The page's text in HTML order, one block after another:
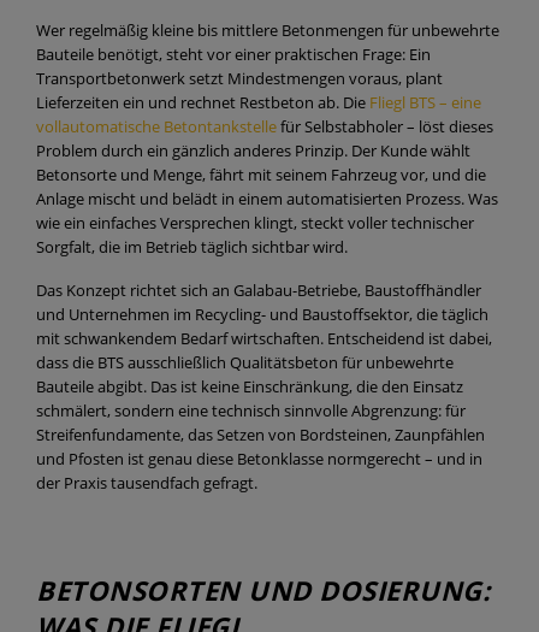
Wer regelmäßig kleine bis mittlere Betonmengen für unbewehrte
Bauteile benötigt, steht vor einer praktischen Frage: Ein
Transportbetonwerk setzt Mindestmengen voraus, plant
Lieferzeiten ein und rechnet Restbeton ab. Die Fliegl BTS – eine
vollautomatische Betontankstellefür Selbstabholer – löst dieses
Problem durch ein gänzlich anderes Prinzip. Der Kunde wählt
Betonsorte und Menge, fährt mit seinem Fahrzeug vor, und die
Anlage mischt und belädt in einem automatisierten Prozess. Was
wie ein einfaches Versprechen klingt, steckt voller technischer
Sorgfalt, die im Betrieb täglich sichtbar wird.
Das Konzept richtet sich an Galabau-Betriebe, Baustoffhändler
und Unternehmen im Recycling- und Baustoffsektor, die täglich
mit schwankendem Bedarf wirtschaften. Entscheidend ist dabei,
dass die BTS ausschließlich Qualitätsbeton für unbewehrte
Bauteile abgibt. Das ist keine Einschränkung, die den Einsatz
schmälert, sondern eine technisch sinnvolle Abgrenzung: für
Streifenfundamente, das Setzen von Bordsteinen, Zaunpfählen
und Pfosten ist genau diese Betonklasse normgerecht – und in
der Praxis tausendfach gefragt.
BETONSORTEN UND DOSIERUNG: